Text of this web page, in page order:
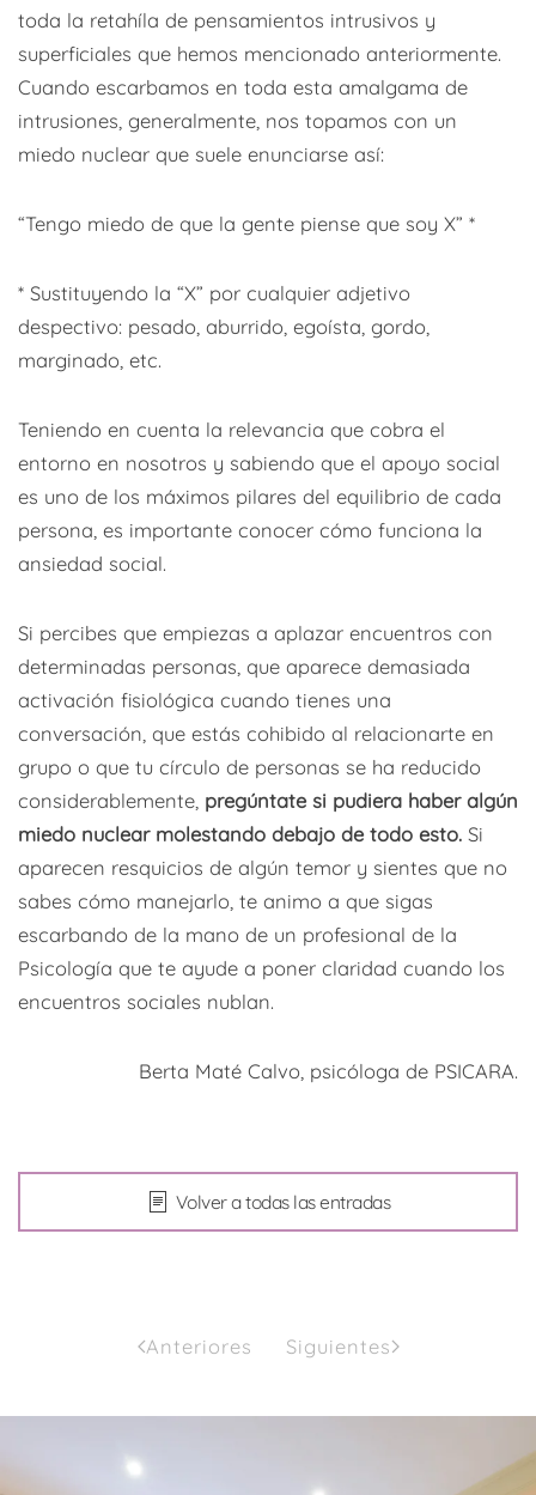
toda la retahíla de pensamientos intrusivos y
superficiales que hemos mencionado anteriormente.
Cuando escarbamos en toda esta amalgama de
intrusiones, generalmente, nos topamos con un
miedo nuclear que suele enunciarse así:
“Tengo miedo de que la gente piense que soy X” *
* Sustituyendo la “X” por cualquier adjetivo
despectivo: pesado, aburrido, egoísta, gordo,
marginado, etc.
Teniendo en cuenta la relevancia que cobra el
entorno en nosotros y sabiendo que el apoyo social
es uno de los máximos pilares del equilibrio de cada
persona, es importante conocer cómo funciona la
ansiedad social.
Si percibes que empiezas a aplazar encuentros con
determinadas personas, que aparece demasiada
activación fisiológica cuando tienes una
conversación, que estás cohibido al relacionarte en
grupo o que tu círculo de personas se ha reducido
considerablemente, pregúntate si pudiera haber algún
miedo nuclear molestando debajo de todo esto. Si
aparecen resquicios de algún temor y sientes que no
sabes cómo manejarlo, te animo a que sigas
escarbando de la mano de un profesional de la
Psicología que te ayude a poner claridad cuando los
encuentros sociales nublan.
Berta Maté Calvo, psicóloga de PSICARA.
Volver a todas las entradas
Anteriores Siguientes